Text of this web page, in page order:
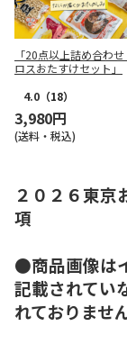
「20点以上詰め合わせ
ロスおたすけセット」
4.0 （18）
3,980円
(送料・税込)
２０２６東
項
●商品画像は
記載されてい
れておりませ